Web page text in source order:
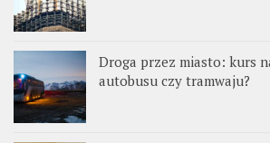
Droga przez miasto: kurs
autobusu czy tramwaju?